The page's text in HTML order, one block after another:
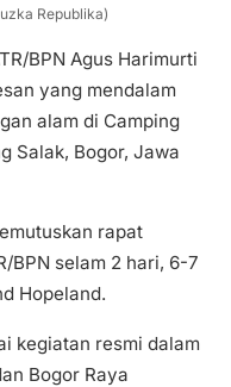
Republika)
BPN Agus Harimurti
yang mendalam
alam di Camping
Salak, Bogor, Jawa
rapat
BPN selam 2 hari, 6-7
Hopeland.
kegiatan resmi dalam
Bogor Raya